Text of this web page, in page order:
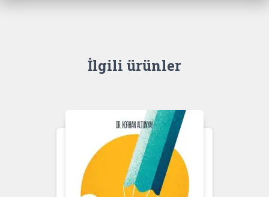
İlgili ürünler